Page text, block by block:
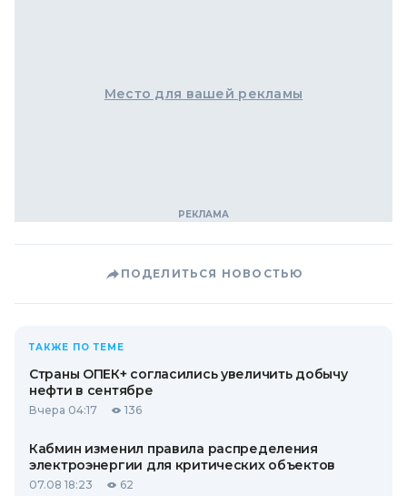
Место для вашей рекламы
ПОДЕЛИТЬСЯ НОВОСТЬЮ
ТАКЖЕ ПО ТЕМЕ
Страны ОПЕК+ согласились увеличить добычу
нефти в сентябре
Вчера 04:17 136
Кабмин изменил правила распределения
электроэнергии для критических объектов
07.08 18:23 62